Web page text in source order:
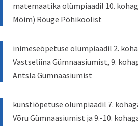
matemaatika olümpiaadil 10.
Mõim) Rõuge Põhikoolist
inimeseõpetuse olümpiaadil 2.
Vastseliina Gümnaasiumist, 9.
Antsla Gümnaasiumist
kunstiõpetuse olümpiaadil 7.
Võru Gümnaasiumist ja 9.-10.